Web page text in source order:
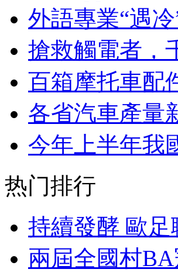
外語專業“遇
搶救觸電者，
百箱摩托車配
各省汽車產量
今年上半年我
热门排行
持續發酵 歐
兩屆全國村